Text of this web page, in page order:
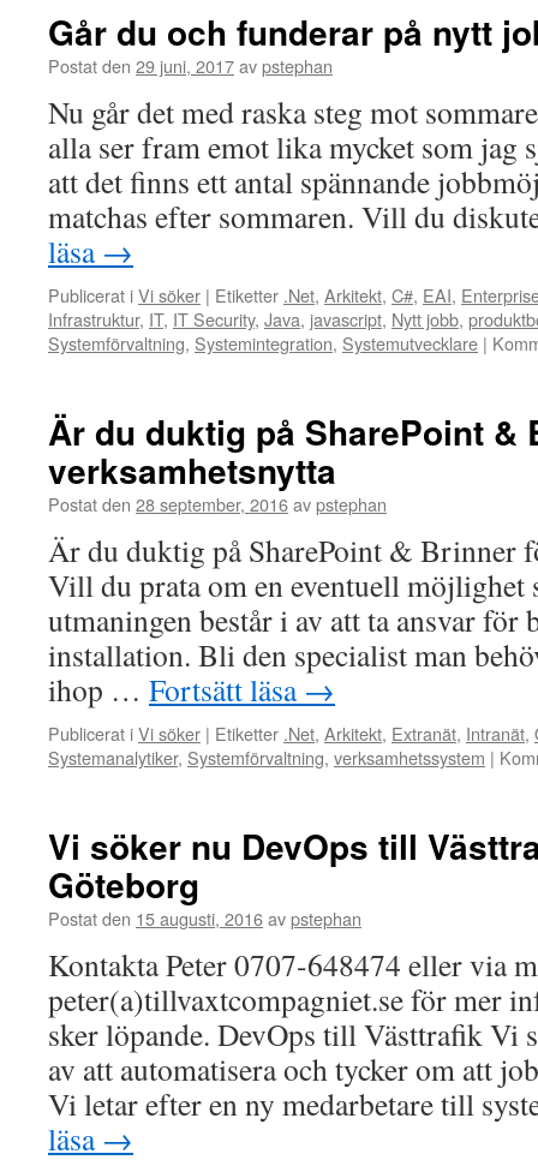
på
nytt
inte
hinner
med
att
tag
då
dagarna
bara
Går du och funderar på nytt
Postat den 29 juni, 2017avpstephan
Nu går det med raska steg mot
alla ser fram emot lika mycket som jag
att det finns ett antal spännande
matchas efter sommaren. Vill du
läsa →
Publicerat iVi söker | Etiketter .Net, Arkitekt, C#, EAI,
Infrastruktur, IT, IT Security, Java, javascript, Nytt jobb,
Systemförvaltning, Systemintegration, Systemutvecklare |
Är du duktig på SharePoint &
verksamhetsnytta
Postat den 28 september, 2016avpstephan
Är du duktig på SharePoint & Brinner
Vill du prata om en eventuell möjlighet
utmaningen består i av att ta ansvar för
installation. Bli den specialist man
ihop … Fortsätt läsa →
Publicerat iVi söker | Etiketter .Net, Arkitekt, Extranät, Intranät,
Systemanalytiker, Systemförvaltning, verksamhetssystem |
Vi söker nu DevOps till
Göteborg
Postat den 15 augusti, 2016avpstephan
Kontakta Peter 0707-648474 eller via
peter(a)tillvaxtcompagniet.se för mer
sker löpande. DevOps till Västtrafik Vi
av att automatisera och tycker om att
Vi letar efter en ny medarbetare till
läsa →